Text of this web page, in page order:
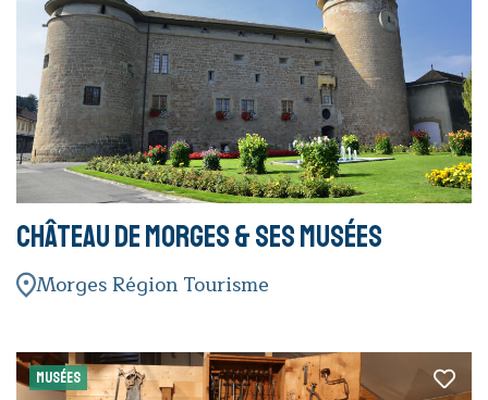
Château de Morges & ses musées
Morges Région Tourisme
MUSÉES